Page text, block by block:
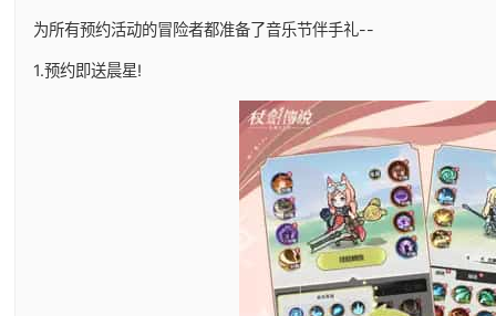
为所有预约活动的冒险者都准备了音乐节伴手礼--
1.预约即送晨星!